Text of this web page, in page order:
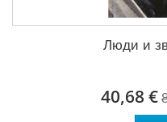
Люди и
40,68 €